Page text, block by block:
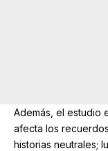
Además, el estudio
afecta los
historias neutrales;